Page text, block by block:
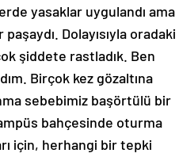
yasaklar uygulandı ama
Dolayısıyla oradaki
şiddete rastladık. Ben
Birçok kez gözaltına
sebebimiz başörtülü bir
bahçesinde oturma
için, herhangi bir tepki